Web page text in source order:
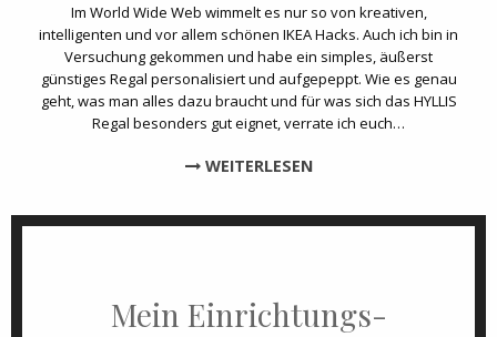
Im World Wide Web wimmelt es nur so von kreativen,
intelligenten und vor allem schönen IKEA Hacks. Auch ich bin in
Versuchung gekommen und habe ein simples, äußerst
günstiges Regal personalisiert und aufgepeppt. Wie es genau
geht, was man alles dazu braucht und für was sich das HYLLIS
Regal besonders gut eignet, verrate ich euch…
WEITERLESEN
Mein Einrichtungs-